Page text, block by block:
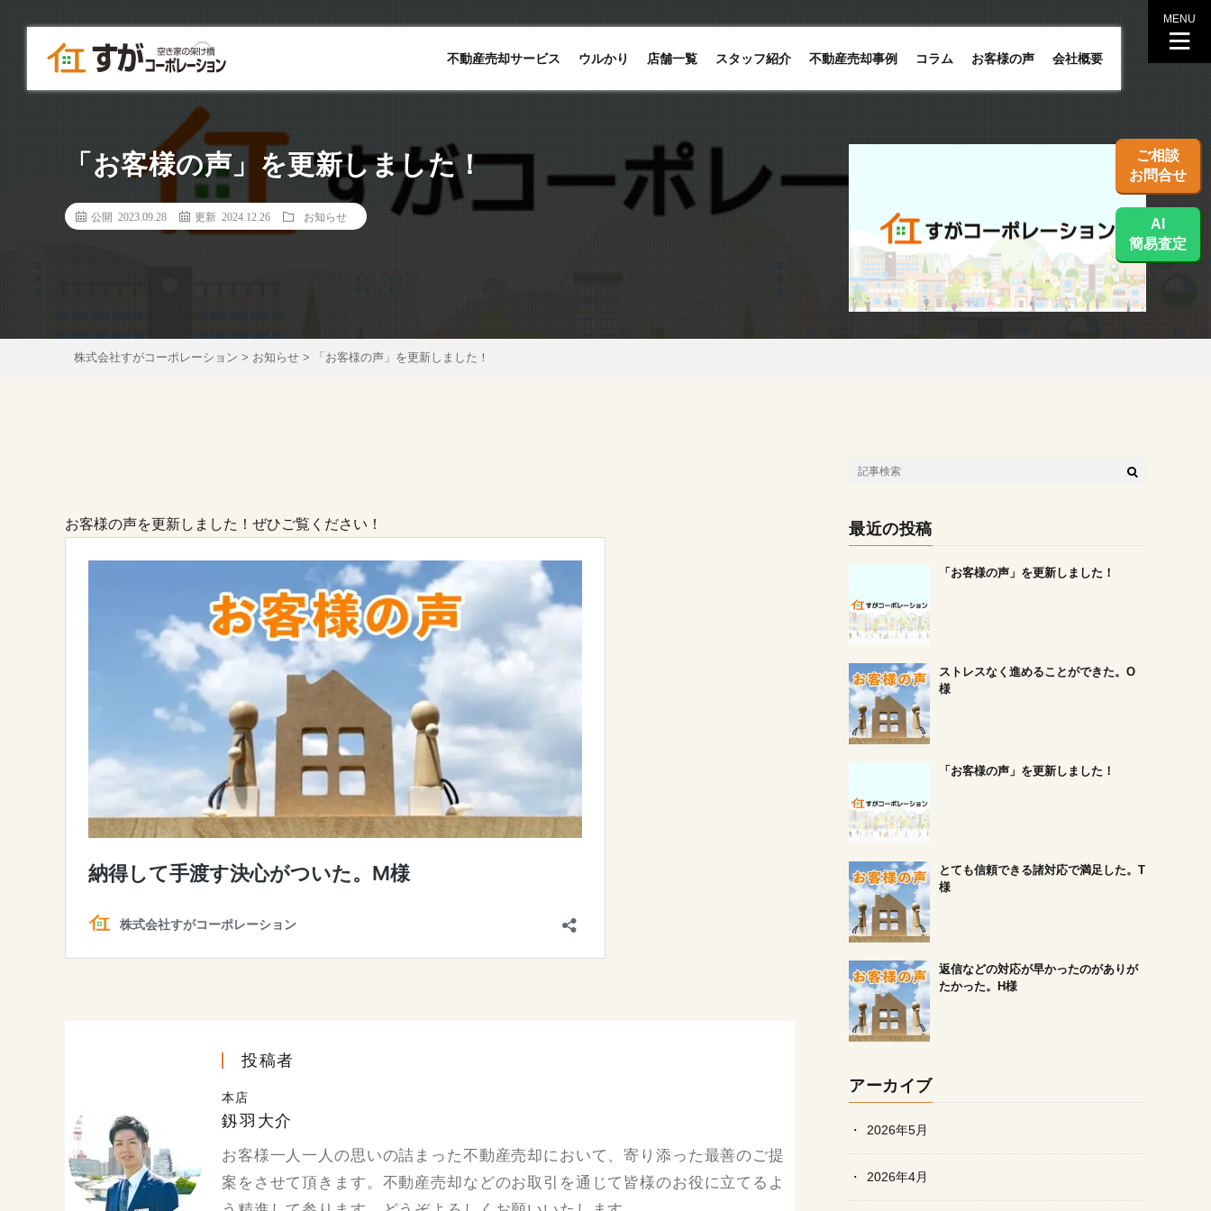
不動産売却サービス ウルかり 店舗一覧 スタッフ紹介 不動産売却事例 コラム お客様の声 会社概要
MENU
「お客様の声」を更新しました！
公開 2023.09.28 更新 2024.12.26 お知らせ
株式会社すがコーポレーション > お知らせ > 「お客様の声」を更新しました！
お客様の声を更新しました！ぜひご覧ください！
投稿者
本店
釼羽大介
お客様一人一人の思いの詰まった不動産売却において、寄り添った最善のご提
案をさせて頂きます。不動産売却などのお取引を通じて皆様のお役に立てるよ
最近の投稿
「お客様の声」を更新しました！
ストレスなく進めることができた。O
様
「お客様の声」を更新しました！
とても信頼できる諸対応で満足した。T
様
返信などの対応が早かったのがありが
たかった。H様
アーカイブ
2026年5月
2026年4月
ご相談
お問合せ
AI
簡易査定